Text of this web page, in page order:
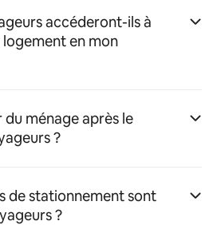
accéderont-ils à
en mon
ménage après le
?
de stationnement sont
?